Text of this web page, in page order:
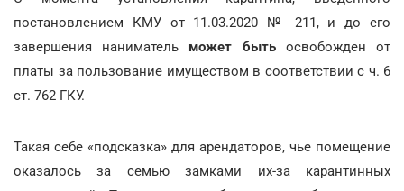
постановлением КМУ от 11.03.2020 № 211, и до его
завершения наниматель может бытьосвобожден от
платы за пользование имуществом в соответствии с ч. 6
ст. 762 ГКУ.
Такая себе «подсказка» для арендаторов, чье помещение
оказалось за семью замками их-за карантинных